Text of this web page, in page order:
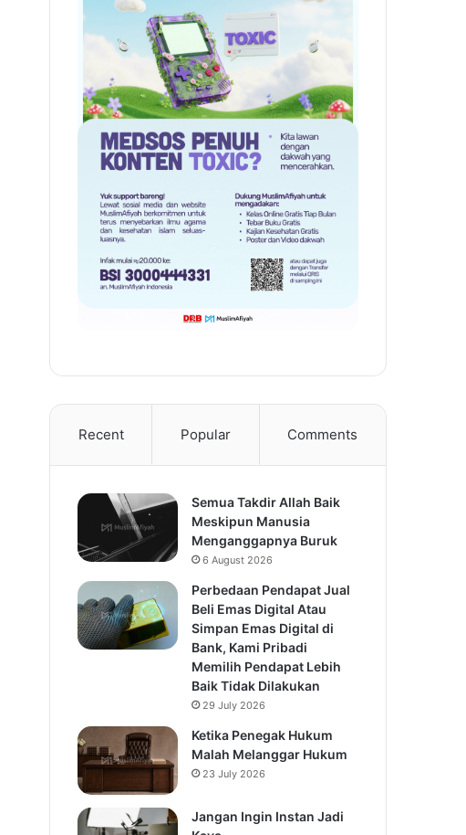
Recent Popular Comments
Semua Takdir Allah Baik
Meskipun Manusia
Menganggapnya Buruk
6 August 2026
Perbedaan Pendapat Jual
Beli Emas Digital Atau
Simpan Emas Digital di
Bank, Kami Pribadi
Memilih Pendapat Lebih
Baik Tidak Dilakukan
29 July 2026
Ketika Penegak Hukum
Malah Melanggar Hukum
23 July 2026
Jangan Ingin Instan Jadi